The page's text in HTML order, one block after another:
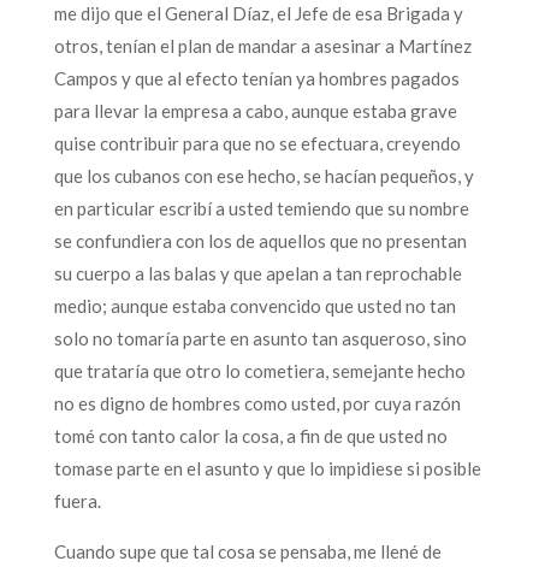
me dijo que el General Díaz, el Jefe de esa Brigada y
otros, tenían el plan de mandar a asesinar a Martínez
Campos y que al efecto tenían ya hombres pagados
para llevar la empresa a cabo, aunque estaba grave
quise contribuir para que no se efectuara, creyendo
que los cubanos con ese hecho, se hacían pequeños, y
en particular escribí a usted temiendo que su nombre
se confundiera con los de aquellos que no presentan
su cuerpo a las balas y que apelan a tan reprochable
medio; aunque estaba convencido que usted no tan
solo no tomaría parte en asunto tan asqueroso, sino
que trataría que otro lo cometiera, semejante hecho
no es digno de hombres como usted, por cuya razón
tomé con tanto calor la cosa, a fin de que usted no
tomase parte en el asunto y que lo impidiese si posible
fuera.
Cuando supe que tal cosa se pensaba, me llené de